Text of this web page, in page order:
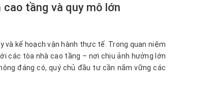
tầng và quy mô lớn
và kế hoạch vận hành thực tế. Trong quan niệm
các tòa nhà cao tầng – nơi chịu ảnh hưởng lớn
đáng có, quý chủ đầu tư cần nắm vững các